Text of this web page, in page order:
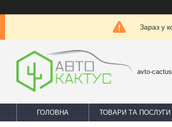
Зараз у
avto-
ГОЛОВНА ТОВАРИ ТА ПОСЛУГИ